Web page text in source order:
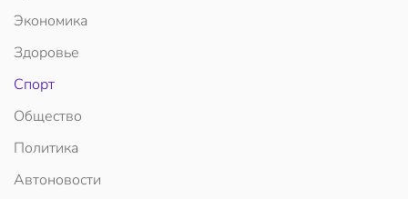
Экономика
Здоровье
Спорт
Общество
Политика
Автоновости